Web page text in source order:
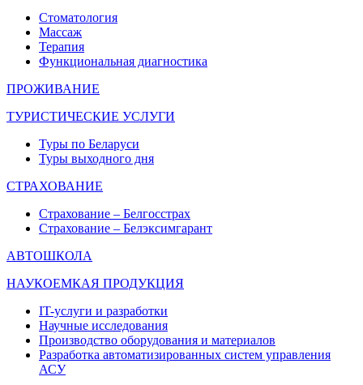
Стоматология
Массаж
Терапия
Функциональная диагностика
ПРОЖИВАНИЕ
ТУРИСТИЧЕСКИЕ УСЛУГИ
Туры по Беларуси
Туры выходного дня
СТРАХОВАНИЕ
Страхование – Белгосстрах
Страхование – Белэксимгарант
АВТОШКОЛА
НАУКОЕМКАЯ ПРОДУКЦИЯ
IT-услуги и разработки
Научные исследования
Производство оборудования и материалов
Разработка автоматизированных систем управления
АСУ